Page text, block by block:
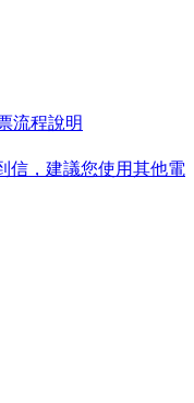
流程說明
信，建議您使用其他電